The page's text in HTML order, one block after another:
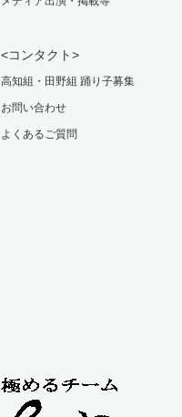
<コンタクト>
高知組・田野組 踊り子募集
お問い合わせ
よくあるご質問